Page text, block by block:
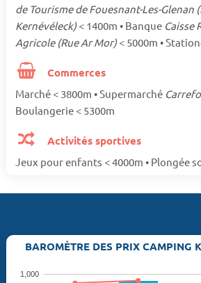
de Tourisme de Fouesnant-Les-Glenan
Kernévéleck) < 1400m • Banque Caisse
Agricole (Rue Ar Mor) < 5000m •
Commerces
Marché < 3800m • Supermarché
Boulangerie < 5300m
Activités sportives
Jeux pour enfants < 4000m • Plongée
BAROMÈTRE DES PRIX CAMPING
1,000